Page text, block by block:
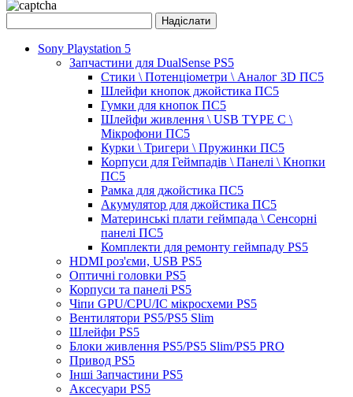
Sony Playstation 5
Запчастини для DualSense PS5
Стики \ Потенціометри \ Аналог 3D ПС5
Шлейфи кнопок джойстика ПС5
Гумки для кнопок ПС5
Шлейфи живлення \ USB TYPE C \
Мікрофони ПС5
Курки \ Тригери \ Пружинки ПС5
Корпуси для Геймпадів \ Панелі \ Кнопки
ПС5
Рамка для джойстика ПС5
Акумулятор для джойстика ПС5
Материнські плати геймпада \ Сенсорні
панелі ПС5
Комплекти для ремонту геймпаду PS5
HDMI роз'єми, USB PS5
Оптичні головки PS5
Корпуси та панелі PS5
Чіпи GPU/CPU/IC мікросхеми PS5
Вентилятори PS5/PS5 Slim
Шлейфи PS5
Блоки живлення PS5/PS5 Slim/PS5 PRO
Привод PS5
Інші Запчастини PS5
Аксесуари PS5